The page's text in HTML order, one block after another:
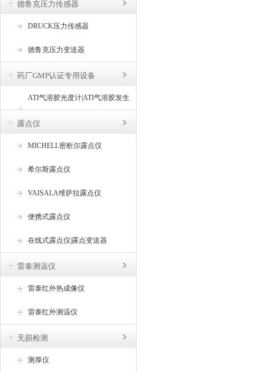
德鲁克压力传感器
DRUCK压力传感器
德鲁克压力变送器
药厂GMP认证专用设备
ATI气溶胶光度计|ATI气溶胶发生
器
露点仪
MICHELL密析尔露点仪
希尔斯露点仪
VAISALA维萨拉露点仪
便携式露点仪
在线式露点仪|露点变送器
雷泰测温仪
雷泰红外热成像仪
雷泰红外测温仪
无损检测
测厚仪